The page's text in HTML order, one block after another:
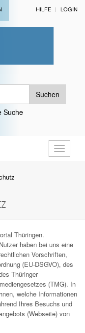
HILFE LOGIN
Suchen
Suche
öffnen
Thüringen.
haben bei uns eine
Vorschriften,
(EU-DSGVO), des
Thüringer
(TMG). In
welche Informationen
Ihres Besuchs und
(Webseite) von